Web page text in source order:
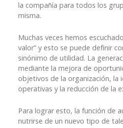
la compañía para todos los
misma.
Muchas veces hemos
valor” y esto se puede definir
sinónimo de utilidad. La
mediante la mejora de
objetivos de la organización, la
operativas y la reducción de la
Para lograr esto, la función de
nutrirse de un nuevo tipo de